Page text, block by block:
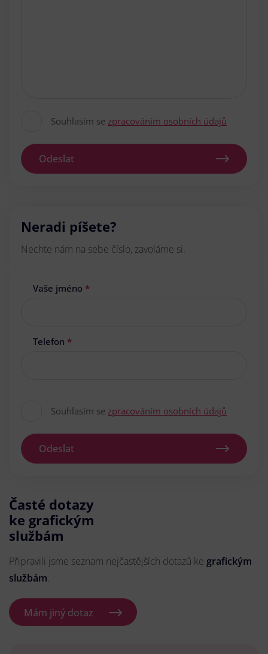
Souhlasím se zpracováním osobních údajů
Odeslat
Neradi píšete?
Nechte nám na sebe číslo, zavoláme si.
Vaše jméno *
Telefon *
Souhlasím se zpracováním osobních údajů
Odeslat
Časté dotazy
ke grafickým
službám
Připravili jsme seznam nejčastějších dotazů ke grafickým
službám.
Mám jiný dotaz